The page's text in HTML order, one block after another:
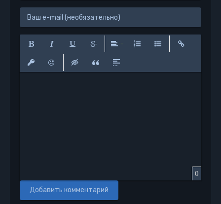
Полужирный
Курсив Подчеркнутый
0
Добавить комментарий